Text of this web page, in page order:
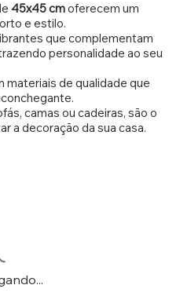
45x45 cmoferecem um
e estilo.
que complementam
personalidade ao seu
materiais de qualidade que
camas ou cadeiras, são o
a decoração da sua casa.